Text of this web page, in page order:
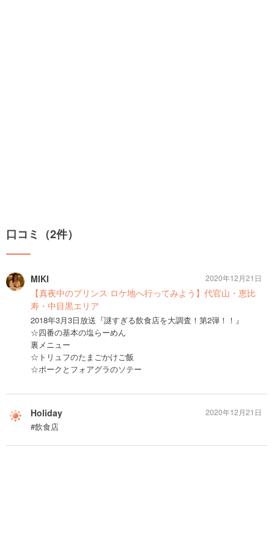
口コミ（2件）
MIKI
【真夜中のプリンス ロケ地へ行ってみよう】代官山・恵比
寿・中目黒エリア
2018年3月3日放送『謎すぎる飲食店を大調査！第2弾！！』
☆四番の基本の塩らーめん
裏メニュー
☆トリュフのたまごかけご飯
☆ポークとフォアグラのソテー
2020年12月21日
Holiday
#飲食店
2020年12月21日